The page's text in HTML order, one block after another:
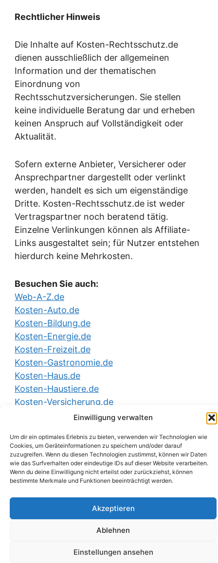
Einwilligung verwalten
Um dir ein optimales Erlebnis zu bieten, verwenden wir Technologien wie
Cookies, um Geräteinformationen zu speichern und/oder darauf
zuzugreifen. Wenn du diesen Technologien zustimmst, können wir Daten
wie das Surfverhalten oder eindeutige IDs auf dieser Website verarbeiten.
Wenn du deine Einwilligung nicht erteilst oder zurückziehst, können
bestimmte Merkmale und Funktionen beeinträchtigt werden.
Akzeptieren
Ablehnen
Einstellungen ansehen
Rechtlicher Hinweis
Die Inhalte auf Kosten-Rechtsschutz.de
dienen ausschließlich der allgemeinen
Information und der thematischen
Einordnung von
Rechtsschutzversicherungen. Sie stellen
keine individuelle Beratung dar und erheben
keinen Anspruch auf Vollständigkeit oder
Aktualität.
Sofern externe Anbieter, Versicherer oder
Ansprechpartner dargestellt oder verlinkt
werden, handelt es sich um eigenständige
Dritte. Kosten-Rechtsschutz.de ist weder
Vertragspartner noch beratend tätig.
Einzelne Verlinkungen können als Affiliate-
Links ausgestaltet sein; für Nutzer entstehen
hierdurch keine Mehrkosten.
Besuchen Sie auch:
Web-A-Z.de
Kosten-Auto.de
Kosten-Bildung.de
Kosten-Energie.de
Kosten-Freizeit.de
Kosten-Gastronomie.de
Kosten-Haus.de
Kosten-Haustiere.de
Kosten-Versicherung.de
YouTubeLinkedInX (Twitter)
Impressum|Datenschutzerklärung|
Nutzungsbedingungen|AGB|Barrierefreiheit| ©